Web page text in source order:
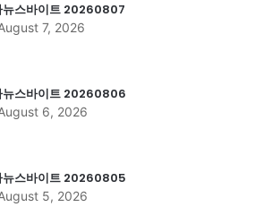
뉴스바이트 20260807
7, 2026
뉴스바이트 20260806
6, 2026
뉴스바이트 20260805
5, 2026